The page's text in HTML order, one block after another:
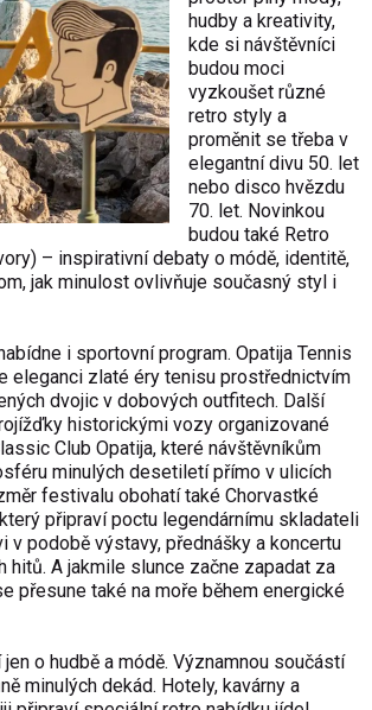
hudby a kreativity,
kde si návštěvníci
budou moci
vyzkoušet různé
retro styly a
proměnit se třeba v
elegantní divu 50. let
nebo disco hvězdu
70. let. Novinkou
budou také Retro
– inspirativní debaty o módě, identitě,
jak minulost ovlivňuje současný styl i
i sportovní program. Opatija Tennis
eleganci zlaté éry tenisu prostřednictvím
dvojic v dobových outfitech. Další
historickými vozy organizované
Club Opatija, které návštěvníkům
minulých desetiletí přímo v ulicích
festivalu obohatí také Chorvastké
připraví poctu legendárnímu skladateli
v podobě výstavy, přednášky a koncertu
hitů. A jakmile slunce začne zapadat za
přesune také na moře během energické
o hudbě a módě. Významnou součástí
minulých dekád. Hotely, kavárny a